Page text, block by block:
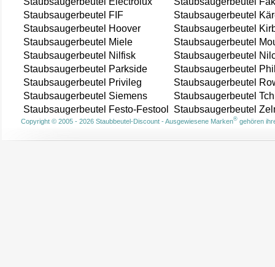
Staubsaugerbeutel FIF
Staubsaugerbeutel
Staubsaugerbeutel Hoover
Staubsaugerbeutel
Staubsaugerbeutel Miele
Staubsaugerbeutel
Staubsaugerbeutel Nilfisk
Staubsaugerbeutel
Staubsaugerbeutel Parkside
Staubsaugerbeutel
Staubsaugerbeutel Privileg
Staubsaugerbeutel
Staubsaugerbeutel Siemens
Staubsaugerbeutel
Staubsaugerbeutel Festo-Festool
Staubsaugerbeutel
Copyright © 2005 - 2026 Staubbeutel-Discount - Ausgewiesene Marken®gehören